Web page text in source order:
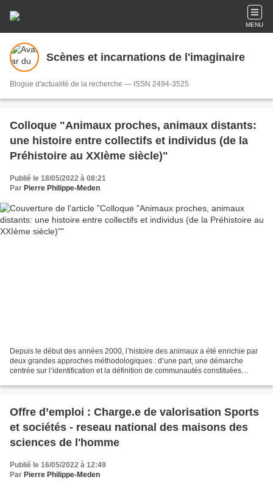
MENU
Scènes et incarnations de l'imaginaire
Blogue d'actualité de la recherche — ISSN 2494-3525
Colloque "Animaux proches, animaux distants:
une histoire entre collectifs et individus (de la
Préhistoire au XXIème siècle)"
Publié le 18/05/2022 à 08:21
Par Pierre Philippe-Meden
Depuis le début des années 2000, l’histoire des animaux a été enrichie par
deux grandes approches méthodologiques : d’une part, une démarche
centrée sur l’identification et la définition de communautés constituées
Offre d’emploi : Charge.e de valorisation Sports
et sociétés - reseau national des maisons des
sciences de l'homme
Publié le 16/05/2022 à 12:49
Par Pierre Philippe-Meden